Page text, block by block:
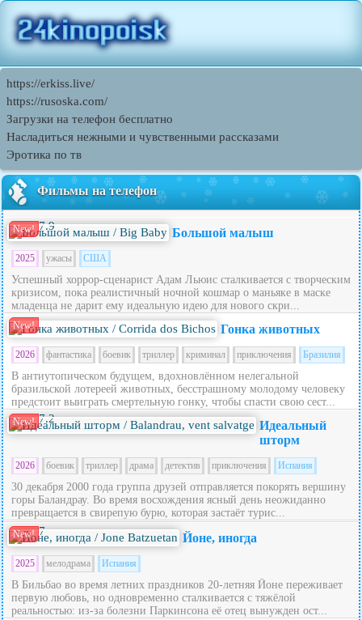
https://erkiss.live/
https://rusoska.com/
Загрузки на телефон бесплатно
Насладиться нежными и чувственными рассказами
Эротика по тв
Фильмы на телефон
New! 7.9 Большой малыш
2025 ужасы США
Успешный хоррор-сценарист Адам Льюис сталкивается с творческим
кризисом, пока реалистичный ночной кошмар о маньяке в маске
младенца не дарит ему идеальную идею для нового скри...
New! Гонка животных
2026 фантастика боевик триллер криминал приключения Бразилия
В антиутопическом будущем, вдохновлённом нелегальной
бразильской лотереей животных, бесстрашному молодому человеку
предстоит выиграть смертельную гонку, чтобы спасти свою сест...
New! 7.2
Идеальный
шторм
2026 боевик триллер драма детектив приключения Испания
30 декабря 2000 года группа друзей отправляется покорять вершину
горы Баландрау. Во время восхождения ясный день неожиданно
превращается в свирепую бурю, которая застаёт турис...
New! 7 Йоне, иногда
2025 мелодрама Испания
В Бильбао во время летних праздников 20‑летняя Йоне переживает
первую любовь, но одновременно сталкивается с тяжёлой
реальностью: из‑за болезни Паркинсона её отец вынужден ост...